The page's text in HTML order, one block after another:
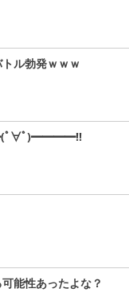
ル勃発ｗｗｗ
ﾟ∀ﾟ)━━━━!!
能性あったよな？